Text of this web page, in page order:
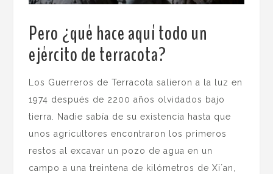
Pero ¿qué hace aquí todo un
ejército de terracota?
Los Guerreros de Terracota salieron a la luz en
1974 después de 2200 años olvidados bajo
tierra. Nadie sabía de su existencia hasta que
unos agricultores encontraron los primeros
restos al excavar un pozo de agua en un
campo a una treintena de kilómetros de Xi´an,